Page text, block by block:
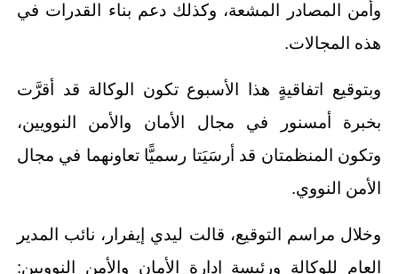
وأمن المصادر المشعة، وكذلك دعم بناء القدرات في
هذه المجالات.
وبتوقيع اتفاقيةٍ هذا الأسبوع تكون الوكالة قد أقرَّت
بخبرة أمسنور في مجال الأمان والأمن النوويين،
وتكون المنظمتان قد أرسَيَتا رسميًّا تعاونهما في مجال
الأمن النووي.
وخلال مراسم التوقيع، قالت ليدي إيفرار، نائب المدير
العام للوكالة ورئيسة إدارة الأمان والأمن النوويين: